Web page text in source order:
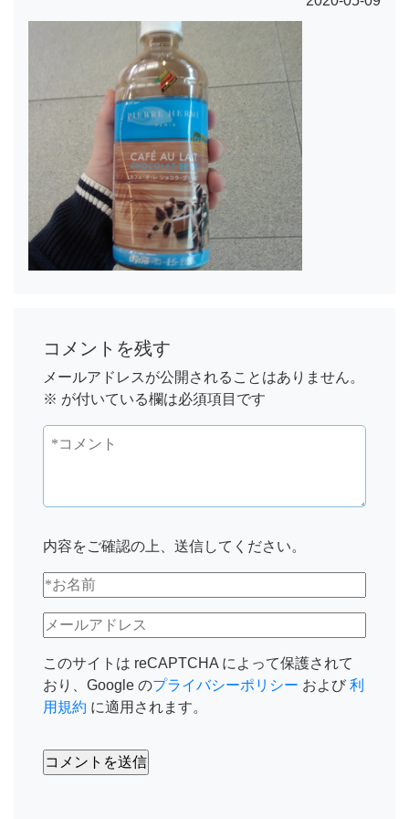
コメントを残す
メールアドレスが公開されることはありません。
※ が付いている欄は必須項目です
内容をご確認の上、送信してください。
このサイトは reCAPTCHA によって保護されて
おり、Google のプライバシーポリシー および 利
用規約 に適用されます。